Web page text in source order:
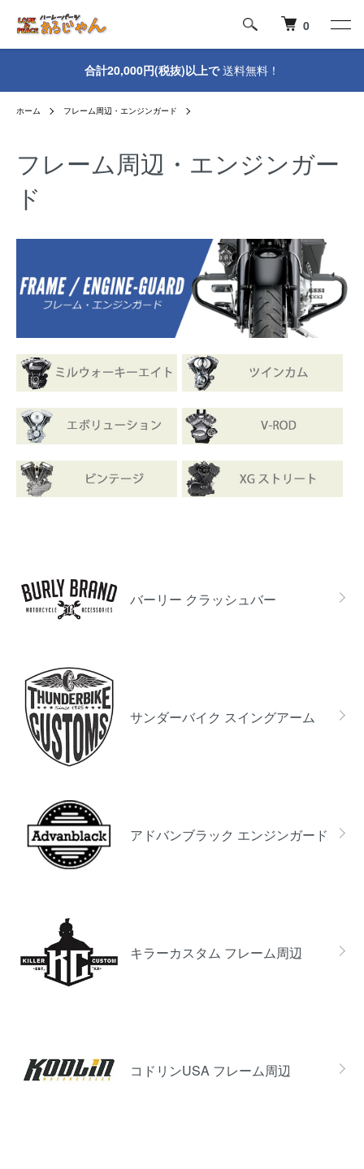
0
合計20,000円(税抜)以上で送料無料！
ホーム フレーム周辺・エンジンガード
フレーム周辺・エンジンガー
ド
バーリー クラッシュバー
サンダーバイク スイングアーム
アドバンブラック エンジンガード
キラーカスタム フレーム周辺
コドリンUSA フレーム周辺